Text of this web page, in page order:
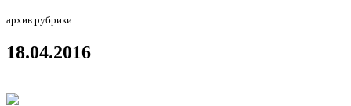
архив рубрики
18.04.2016